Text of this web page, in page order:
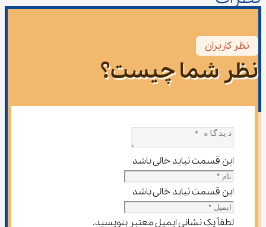
نظر کاربران
نظر شما چیست؟
این قسمت نباید خالی باشد
این قسمت نباید خالی باشد
لطفاً یک نشانی ایمیل معتبر بنویسید.